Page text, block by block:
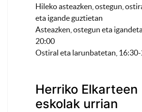
Hileko asteazken, ostegun,
eta igande guztietan
Asteazken, ostegun eta
20:00
Ostiral eta larunbatetan,
Herriko Elkarteen
eskolak urrian